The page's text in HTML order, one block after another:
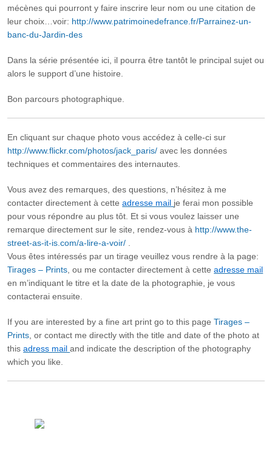
mécènes qui pourront y faire inscrire leur nom ou une citation de
leur choix…voir: http://www.patrimoinedefrance.fr/Parrainez-un-
banc-du-Jardin-des
Dans la série présentée ici, il pourra être tantôt le principal sujet ou
alors le support d’une histoire.
Bon parcours photographique.
En cliquant sur chaque photo vous accédez à celle-ci sur
http://www.flickr.com/photos/jack_paris/ avec les données
techniques et commentaires des internautes.
Vous avez des remarques, des questions, n’hésitez à me
contacter directement à cetteadresse mail je ferai mon possible
pour vous répondre au plus tôt. Et si vous voulez laisser une
remarque directement sur le site, rendez-vous à http://www.the-
street-as-it-is.com/a-lire-a-voir/
Vous êtes intéressés par un tirage veuillez vous rendre à la page:
Tirages – Prints , ou me contacter directement à cetteadresse mail
en m’indiquant le titre et la date de la photographie, je vous
contacterai ensuite.
If you are interested by a fine art print go to this pageTirages –
Prints , or contact me directly with the title and date of the photo at
thisadress mailand indicate the description of the photography
which you like.